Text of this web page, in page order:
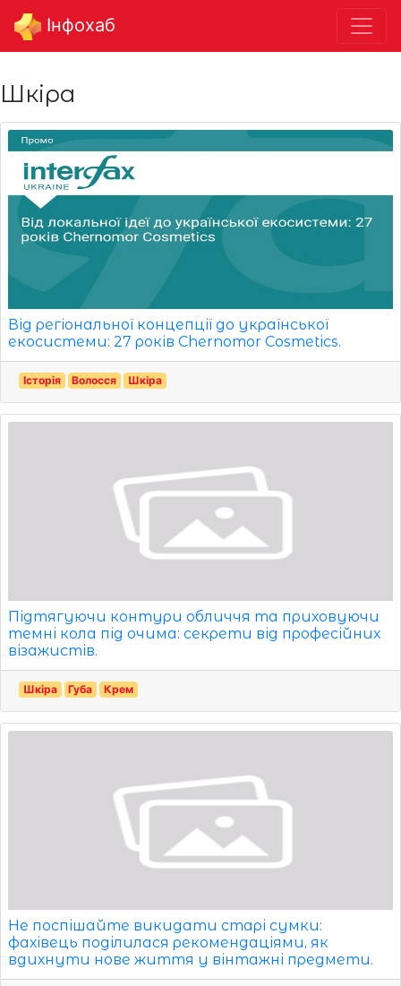
Інфохаб
Шкіра
Від регіональної концепції до української
екосистеми: 27 років Chernomor Cosmetics.
Історія Волосся Шкіра
Підтягуючи контури обличчя та приховуючи
темні кола під очима: секрети від професійних
візажистів.
Шкіра Губа Крем
Не поспішайте викидати старі сумки:
фахівець поділилася рекомендаціями, як
вдихнути нове життя у вінтажні предмети.